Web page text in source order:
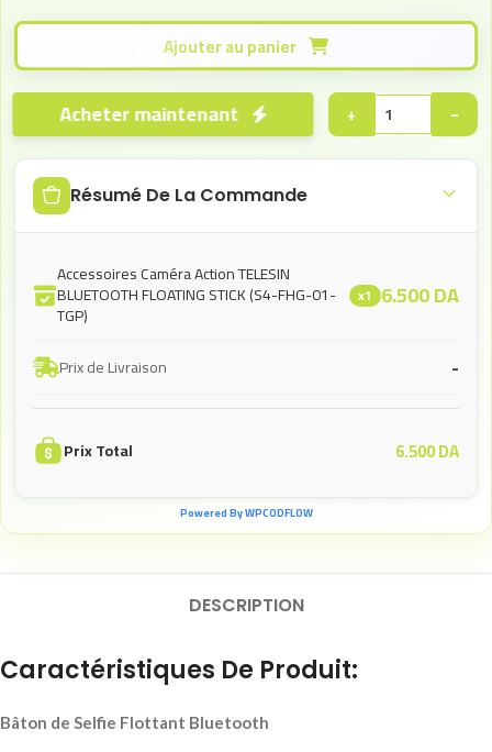
−
+
Résumé De La Commande
Accessoires Caméra Action TELESIN
BLUETOOTH FLOATING STICK (S4-FHG-01-
TGP)
x1 6.500DA
Prix de Livraison -
Prix Total 6.500DA
Powered By WPCODFLOW
DESCRIPTION
Caractéristiques De Produit:
Bâton de Selfie Flottant Bluetooth